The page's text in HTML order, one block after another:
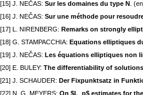
[15] J. NEČAS: Sur les domaines du type N
.
[16] J. NEČAS: Sur une méthode pour
[17] L. NIRENBERG: Remarks on strongly
[18] G. STAMPACCHIA: Equations elliptiques
[19] J. NEČAS: Les équations elliptiques non
[20] E. BULEY: The differentiability of
[21] J. SCHAUDER: Der Fixpunktsatz in
[22] N. G. MEYERS: On $L_p$ estimates for